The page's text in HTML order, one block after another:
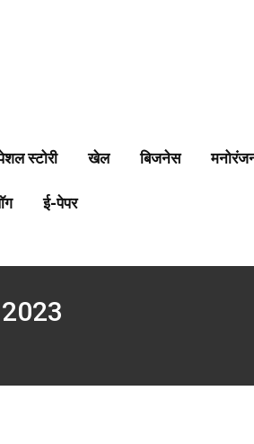
स्टोरी खेल बिजनेस
ई-पेपर